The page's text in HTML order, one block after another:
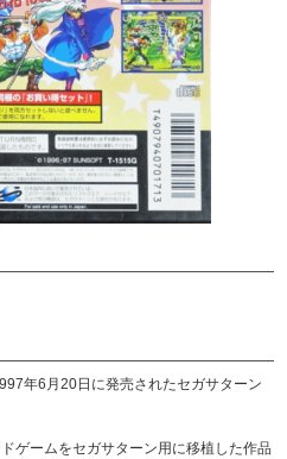
年6月20日に発売されたセガサターン
ゲームをセガサターン用に移植した作品